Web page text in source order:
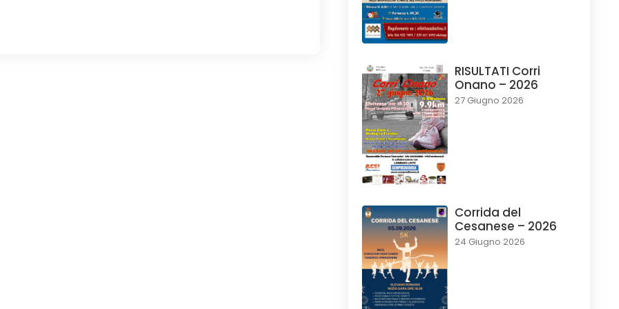
RISULTATI Corri
Onano – 2026
27 Giugno 2026
Corrida del
Cesanese – 2026
24 Giugno 2026